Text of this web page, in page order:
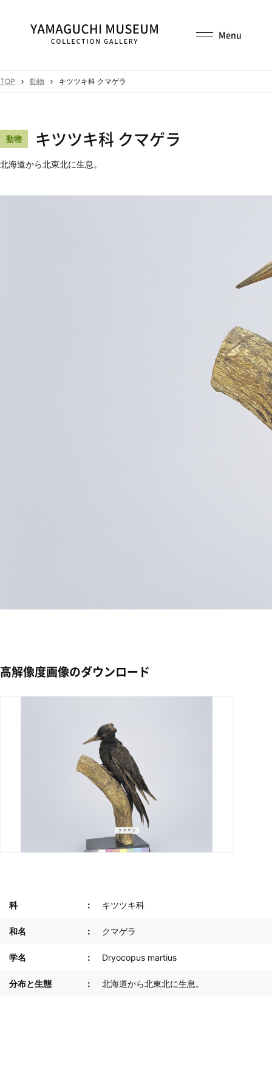
TOP 動物 キツツキ科 クマゲラ
動物 キツツキ科 クマゲラ
北海道から北東北に生息。
高解像度画像のダウンロード
科 キツツキ科
和名 クマゲラ
学名 Dryocopus martius
分布と生態 北海道から北東北に生息。